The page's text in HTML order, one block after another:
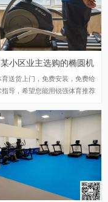
小区业主选购的椭圆机
育送货上门，免费安装，免费给
指导，希望您能用锐强体育推荐